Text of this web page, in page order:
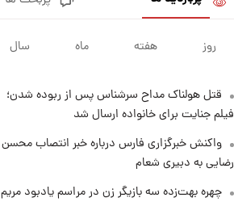
یک پیش ‌بینی مهم برای قیمت
۱۹ ساعت پیش
۱ روز پیش
تصاویر کمتر دیده‌شده از شهیدان
حاجی‌زاده و باقری؛ فرماندهان
شهید هوافضای ایران
۱ روز پیش
قیمت خودروهای سایپا تغییر کرد؛
لیست قیمت جمعه ۱۶ مرداد
روز هفته ماه سال
قتل هولناک مداح سرشناس پس از ربوده شدن؛
فیلم جنایت برای خانواده ارسال شد
واکنش خبرگزاری فارس درباره خبر انتصاب محسن
رضایی به دبیری شعام
چهره بهت‌زده سه بازیگر زن در مراسم یادبود مریم